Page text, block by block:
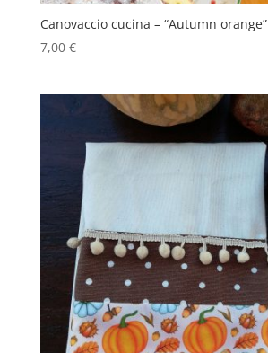
Canovaccio cucina – “Autumn orange”
7,00 €